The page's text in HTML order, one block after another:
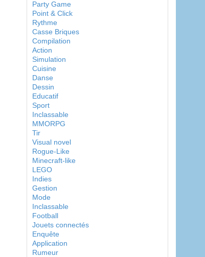
Party Game
Point & Click
Rythme
Casse Briques
Compilation
Action
Simulation
Cuisine
Danse
Dessin
Educatif
Sport
Inclassable
MMORPG
Tir
Visual novel
Rogue-Like
Minecraft-like
LEGO
Indies
Gestion
Mode
Inclassable
Football
Jouets connectés
Enquête
Application
Rumeur